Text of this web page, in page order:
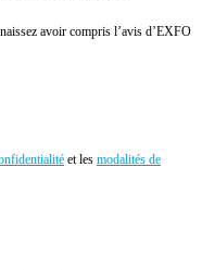
avoir compris l’avis d’EXFO
et les modalités de